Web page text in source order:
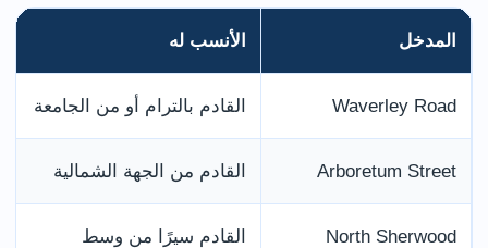
المدخل الأنسب له
Waverley Road القادم بالترام أو من الجامعة
Arboretum Street القادم من الجهة الشمالية
North Sherwood
القادم سيرًا من وسط